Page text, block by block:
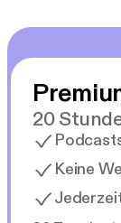
20
Keine